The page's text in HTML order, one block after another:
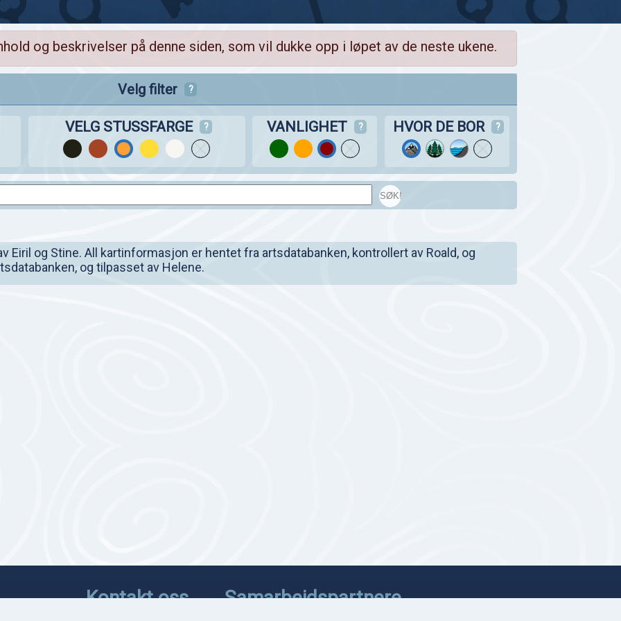
og beskrivelser på denne siden, som vil dukke opp i løpet av de neste ukene.
Velg filter ?
VELG STUSSFARGE ? VANLIGHET ? HVOR DE BOR ?
SØK!
Eiril og Stine. All kartinformasjon er hentet fra artsdatabanken, kontrollert av Roald, og
og tilpasset av Helene.
Kontakt oss Samarbeidspartnere